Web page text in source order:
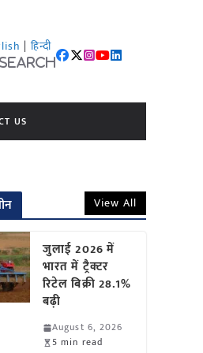
| हिन्दी
Search
US
View All
जुलाई 2026 में
भारत में ट्रैक्टर
रिटेल बिक्री 28.1%
बढ़ी
August 6, 2026
5 min read